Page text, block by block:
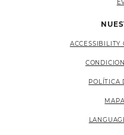
ACCESSIBILITY
POLÍTICA